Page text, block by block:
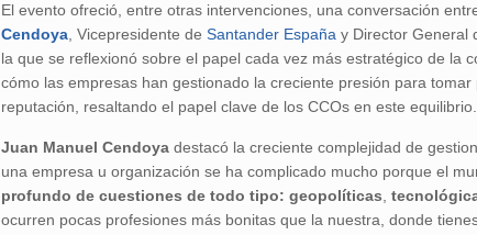
El evento ofreció, entre otras intervenciones, una conversación
Cendoya , Vicepresidente deSantander España y Director General
la que se reflexionó sobre el papel cada vez más estratégico de la
cómo las empresas han gestionado la creciente presión para
reputación, resaltando el papel clave de los CCOs en este equilibrio.
Juan Manuel Cendoyadestacó la creciente complejidad de
una empresa u organización se ha complicado mucho porque el
profundo de cuestiones de todo tipo: geopolíticas ,
ocurren pocas profesiones más bonitas que la nuestra, donde